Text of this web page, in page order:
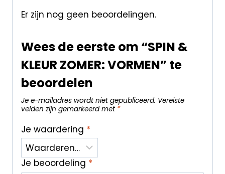
Er zijn nog geen beoordelingen.
Wees de eerste om “SPIN &
KLEUR ZOMER: VORMEN” te
beoordelen
Je e-mailadres wordt niet gepubliceerd. Vereiste
velden zijn gemarkeerd met *
Je waardering *
Je beoordeling *